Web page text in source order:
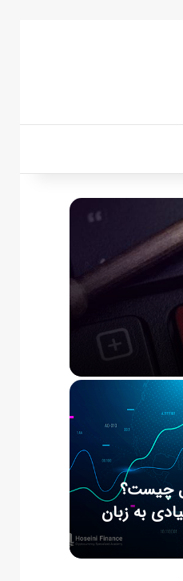
چیست؟
به زبان